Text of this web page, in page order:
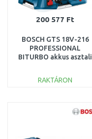
200 577 Ft
BOSCH GTS 18V-216
PROFESSIONAL
BITURBO akkus asztali
RAKTÁRON
Összehasonlítás